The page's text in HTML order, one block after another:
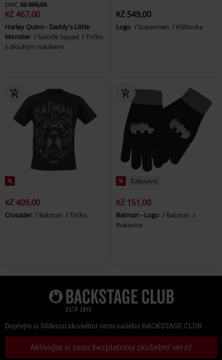
DMC Kč 999,00
Kč 467,00
Harley Quinn - Daddy's Little
Monster
Suicide Squad
Tričko
s dlouhým rukávem
Kč 549,00
Logo Superman Kšiltovka
%
Kč 409,00
Crusader Batman Tričko
% Exkluzivní
Kč 151,00
Batman - Logo
Batman
Rukavice
Dopřejte si 30denní zkušební verzi našeho BACKSTAGE CLUB
Aktivujte si svou bezplatnou zkušební verzi!